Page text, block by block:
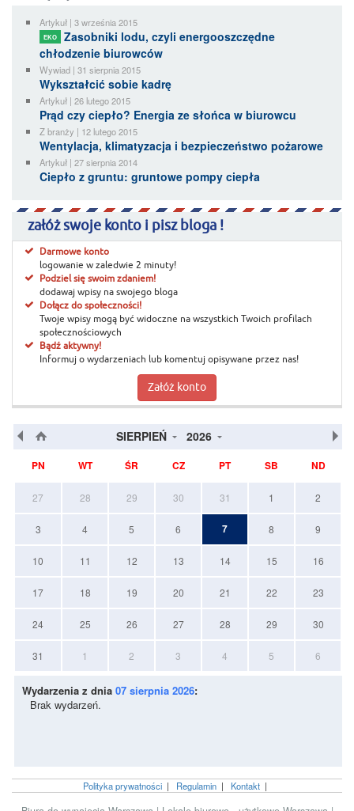
Artykuł | 3 września 2015
EKO
Zasobniki lodu, czyli energooszczędne
chłodzenie biurowców
Wywiad | 31 sierpnia 2015
Wykształcić sobie kadrę
Artykuł | 26 lutego 2015
Prąd czy ciepło? Energia ze słońca w biurowcu
Z branży | 12 lutego 2015
Wentylacja, klimatyzacja i bezpieczeństwo pożarowe
Artykuł | 27 sierpnia 2014
Ciepło z gruntu: gruntowe pompy ciepła
załóż swoje konto i pisz bloga !
Darmowe konto
logowanie w zaledwie 2 minuty!
Podziel się swoim zdaniem!
dodawaj wpisy na swojego bloga
Dołącz do społeczności!
Twoje wpisy mogą być widoczne na wszystkich Twoich profilach
społecznościowych
Bądź aktywny!
Informuj o wydarzeniach lub komentuj opisywane przez nas!
Załóż konto
SIERPIEŃ 2026
PN WT ŚR CZ PT SB ND
27 28 29 30 31 1 2
3 4 5 6 7 8 9
10 11 12 13 14 15 16
17 18 19 20 21 22 23
24 25 26 27 28 29 30
31 1 2 3 4 5 6
Wydarzenia z dnia 07 sierpnia 2026:
Brak wydarzeń.
Polityka prywatności| Regulamin| Kontakt|